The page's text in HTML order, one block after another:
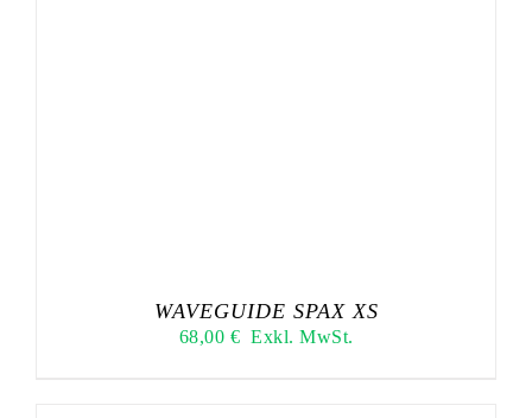
WAVEGUIDE SPAX XS
68,00 € Exkl. MwSt.